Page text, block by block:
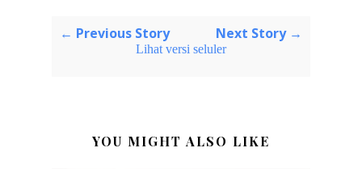
← Previous Story Next Story →
Lihat versi seluler
YOU MIGHT ALSO LIKE